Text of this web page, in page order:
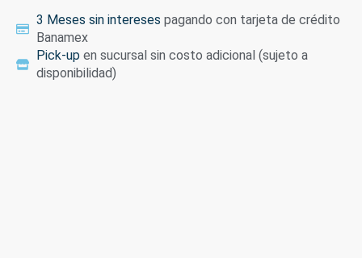
3 Meses sin intereses pagando con tarjeta de crédito
Banamex
Pick-up en sucursal sin costo adicional (sujeto a
disponibilidad)